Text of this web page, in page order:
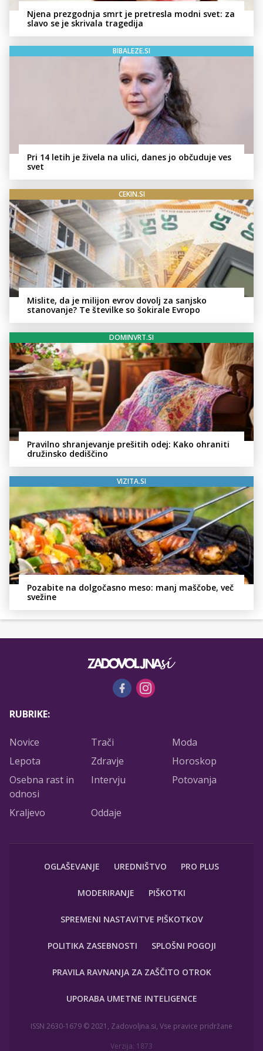
Njena prezgodnja smrt je pretresla modni svet: za
slavo se je skrivala tragedija
BIBALEZE.SI
Pri 14 letih je živela na ulici, danes jo občuduje ves
svet
CEKIN.SI
Mislite, da je milijon evrov dovolj za sanjsko
stanovanje? Te številke so šokirale Evropo
DOMINVRT.SI
Pravilno shranjevanje prešitih odej: Kako ohraniti
družinsko dediščino
VIZITA.SI
Pozabite na dolgočasno meso: manj maščobe, več
svežine
RUBRIKE:
Novice Trači
Moda
Lepota
Zdravje
Horoskop
Osebna rast in
odnosi
Intervju Potovanja
Kraljevo Oddaje
OGLAŠEVANJE UREDNIŠTVO PRO PLUS
MODERIRANJE PIŠKOTKI
SPREMENI NASTAVITVE PIŠKOTKOV
POLITIKA ZASEBNOSTI SPLOŠNI POGOJI
PRAVILA RAVNANJA ZA ZAŠČITO OTROK
UPORABA UMETNE INTELIGENCE
ISSN 2630-1679 © 2021, Zadovoljna.si, Vse pravice pridržane
Verzija: 1873